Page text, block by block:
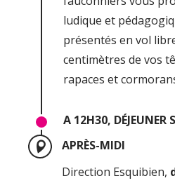
ludique et
présentés en vol
centimètres de vos
rapaces et
A 12H30, DÉJEUNER
APRÈS-MIDI
Direction Esquibien,